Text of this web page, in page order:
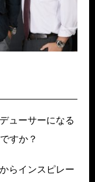
ューサーになる
すか？
らインスピレー